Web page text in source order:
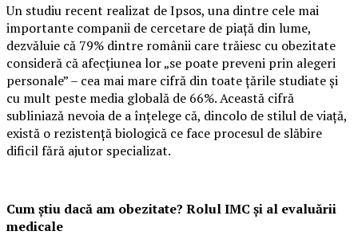
Un studiu recent realizat de Ipsos, una dintre cele mai
importante companii de cercetare de piață din lume,
dezvăluie că 79% dintre românii care trăiesc cu obezitate
consideră că afecțiunea lor „se poate preveni prin alegeri
personale” – cea mai mare cifră din toate țările studiate și
cu mult peste media globală de 66%. Această cifră
subliniază nevoia de a înțelege că, dincolo de stilul de viață,
există o rezistență biologică ce face procesul de slăbire
dificil fără ajutor specializat.
Cum știu dacă am obezitate? Rolul IMC și al evaluării
medicale